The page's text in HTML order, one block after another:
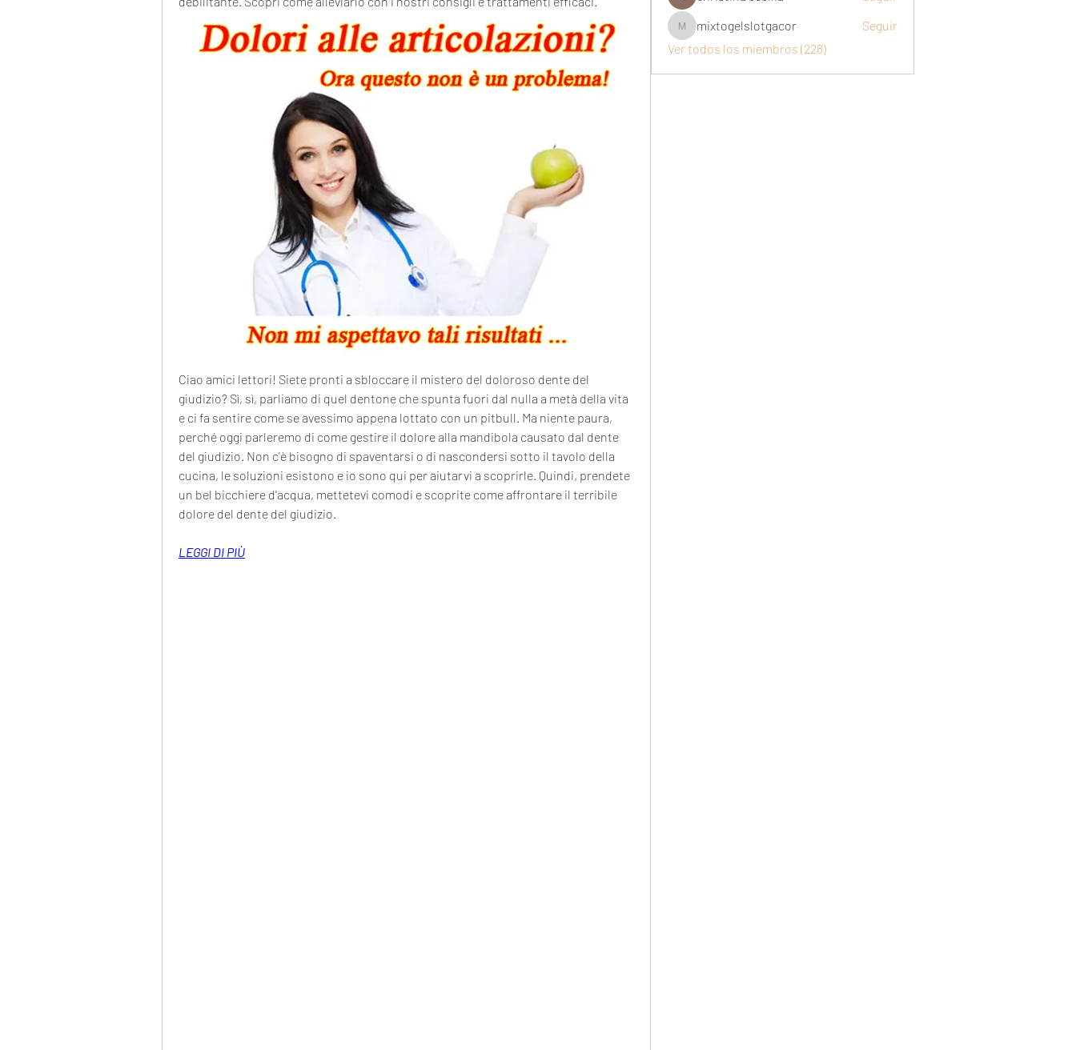
Ciao amici lettori! Siete pronti a sbloccare il mistero del doloroso dente del
giudizio? Sì, sì, parliamo di quel dentone che spunta fuori dal nulla a metà della vita
e ci fa sentire come se avessimo appena lottato con un pitbull. Ma niente paura,
perché oggi parleremo di come gestire il dolore alla mandibola causato dal dente
del giudizio. Non c'è bisogno di spaventarsi o di nascondersi sotto il tavolo della
cucina, le soluzioni esistono e io sono qui per aiutarvi a scoprirle. Quindi, prendete
un bel bicchiere d'acqua, mettetevi comodi e scoprite come affrontare il terribile
dolore del dente del giudizio.
LEGGI DI PIÙ
mixtogelslotgacor
mixtogelslotgacor
Seguir
Ver todos los miembros (228)